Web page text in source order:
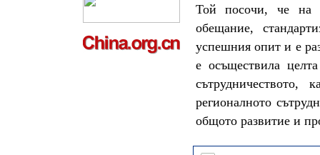
Той посочи, че на
обещание,
успешния опит и е
е осъществила
регионалното
общото развитие и